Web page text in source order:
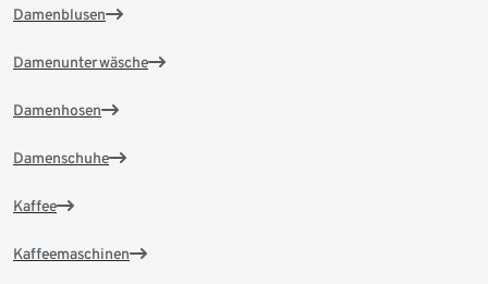
Damenblusen
Damenunterwäsche
Damenhosen
Damenschuhe
Kaffee
Kaffeemaschinen